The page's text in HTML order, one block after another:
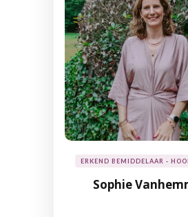
ERKEND BEMIDDELAAR -
Sophie